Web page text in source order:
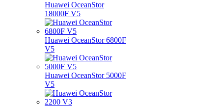
Huawei OceanStor
18000F V5
Huawei OceanStor 6800F
V5
Huawei OceanStor 5000F
V5